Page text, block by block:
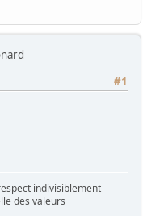
#1
indivisiblement
des valeurs